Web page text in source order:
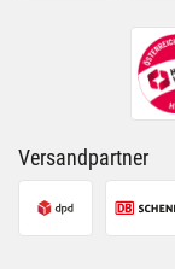
Versandpartner